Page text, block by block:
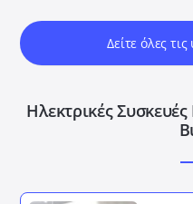
Δείτε όλες
Ηλεκτρικές